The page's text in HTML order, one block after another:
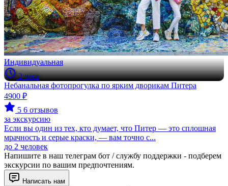
Индивидуальная
2 часа
Небанальная фотопрогулка по ярким дворикам Питера
4900 ₽
5 6 отзывов
за экскурсию
Если вы один из тех, кто думает, что Питер — это сплошная
мрачность и серые краски, — вам точно с...
до 2 человек
Напишите в наш телеграм бот / службу поддержки - подберем
экскурсии по вашим предпочтениям.
Написать нам